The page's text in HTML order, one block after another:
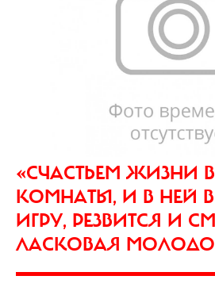
«СЧАСТЬЕМ ЖИЗНИ
КОМНАТЫ, И В НЕЙ
ИГРУ, РЕЗВИТСЯ И
ЛАСКОВАЯ